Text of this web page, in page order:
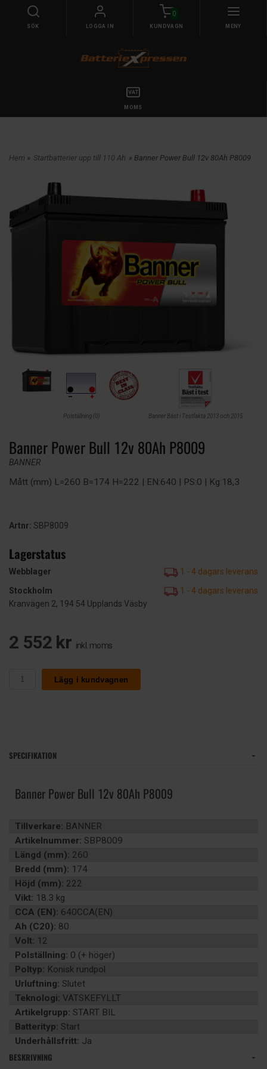
SÖK LOGGA IN
0
KUNDVAGN MENY
MOMS
Hem » Startbatterier upp till 110 Ah » Banner Power Bull 12v 80Ah P8009
Polställning (0) Banner Bäst i Testfakta 2013 och 2015
Banner Power Bull 12v 80Ah P8009
BANNER
Mått (mm) L=260 B=174 H=222 | EN:640 | PS:0 | Kg:18,3
Artnr: SBP8009
Lagerstatus
Webblager
1 - 4 dagars leverans
Stockholm
1 - 4 dagars leverans
Kranvägen 2, 194 54 Upplands Väsby
2 552 kr inkl. moms
Lägg i kundvagnen
SPECIFIKATION
Banner Power Bull 12v 80Ah P8009
Tillverkare: BANNER
Artikelnummer: SBP8009
Längd (mm): 260
Bredd (mm): 174
Höjd (mm): 222
Vikt: 18.3 kg
CCA (EN): 640CCA(EN)
Ah (C20): 80
Volt: 12
Polställning: 0 (+ höger)
Poltyp: Konisk rundpol
Urluftning: Slutet
Teknologi: VÄTSKEFYLLT
Artikelgrupp: START BIL
Batterityp: Start
Underhållsfritt: Ja
BESKRIVNING